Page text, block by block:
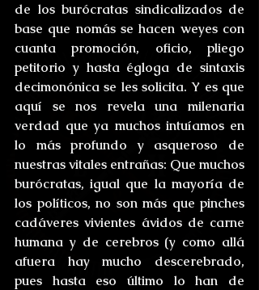
de los burócratas sindicalizados de
base que nomás se hacen weyes con
cuanta promoción, oficio, pliego
petitorio y hasta égloga de sintaxis
decimonónica se les solicita. Y es que
aquí se nos revela una milenaria
verdad que ya muchos intuíamos en
lo más profundo y asqueroso de
nuestras vitales entrañas: Que muchos
burócratas, igual que la mayoría de
los políticos, no son más que pinches
cadáveres vivientes ávidos de carne
humana y de cerebros (y como allá
afuera hay mucho descerebrado,
pues hasta eso último lo han de